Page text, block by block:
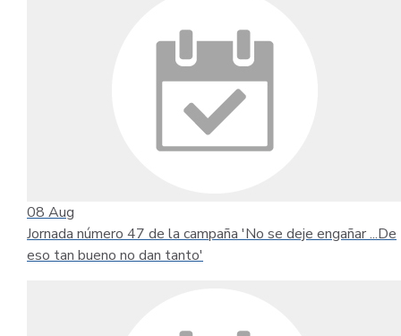
08 Aug
Jornada número 47 de la campaña 'No se deje engañar ...De
eso tan bueno no dan tanto'